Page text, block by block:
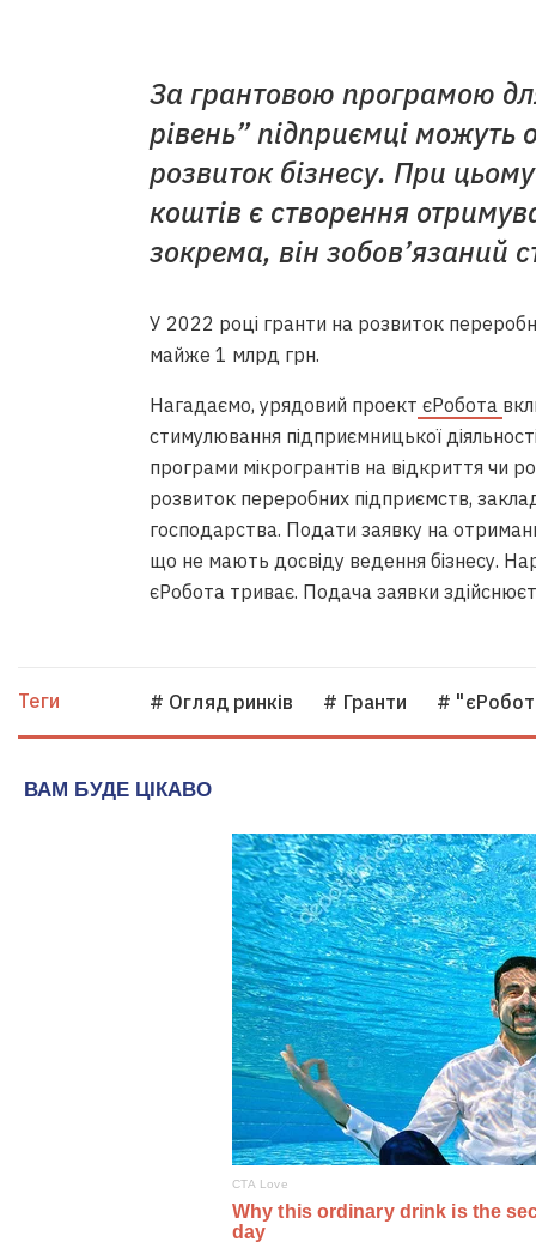
За грантовою програмою
рівень” підприємці
розвиток бізнесу. При
коштів є створення
зокрема, він зобов’язаний
У 2022 році гранти на розвиток
майже 1 млрд грн.
Нагадаємо, урядовий проект єРобота
стимулювання підприємницької
програми мікрогрантів на відкриття чи
розвиток переробних підприємств,
господарства. Подати заявку на
що не мають досвіду ведення бізнесу.
єРобота триває. Подача заявки
Теги # Огляд ринків # Гранти #